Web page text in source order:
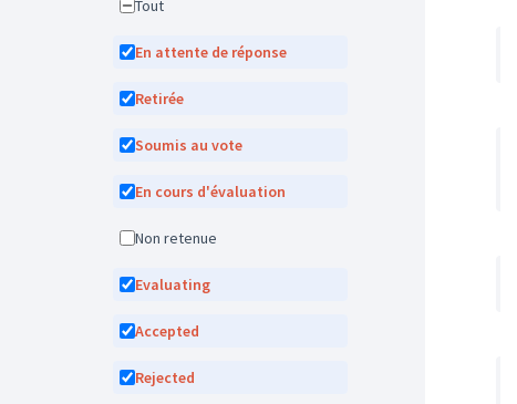
Tout
En attente de réponse
Retirée
Soumis au vote
En cours d'évaluation
Non retenue
Evaluating
Accepted
Rejected